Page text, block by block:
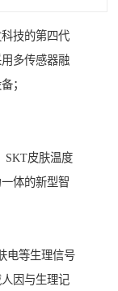
技的第四代
多传感器融
；
SKT皮肤温度
体的新型智
电等生理信号
因与生理记